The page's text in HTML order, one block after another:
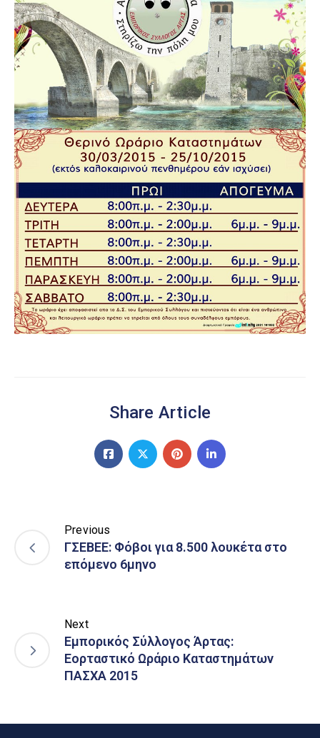
Share Article
Previous
ΓΣΕΒΕΕ: Φόβοι για 8.500 λουκέτα στο
επόμενο 6μηνο
Next
Εμπορικός Σύλλογος Άρτας:
Εορταστικό Ωράριο Καταστημάτων
ΠΑΣΧΑ 2015